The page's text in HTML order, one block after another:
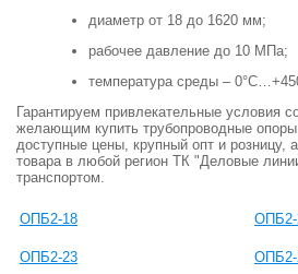
диаметр от 18 до 1620 мм;
рабочее давление до 10 МПа;
температура среды –
Гарантируем привлекательные условия
желающим купить трубопроводные
доступные цены, крупный опт и розницу,
товара в любой регион ТК "Деловые
транспортом.
ОПБ2-18 ОПБ2-
ОПБ2-23 ОПБ2-